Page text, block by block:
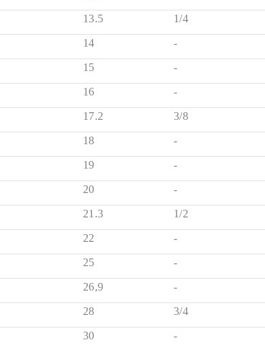
13.5 1/4
14 -
15 -
16 -
17.2 3/8
18 -
19 -
20 -
21.3 1/2
22 -
25 -
26,9 -
28 3/4
30 -